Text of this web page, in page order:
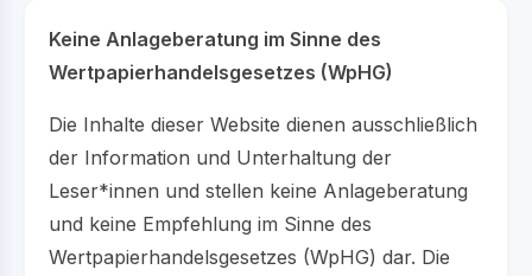
Keine Anlageberatung im Sinne des
Wertpapierhandelsgesetzes (WpHG)
Die Inhalte dieser Website dienen ausschließlich
der Information und Unterhaltung der
Leser*innen und stellen keine Anlageberatung
und keine Empfehlung im Sinne des
Wertpapierhandelsgesetzes (WpHG) dar. Die